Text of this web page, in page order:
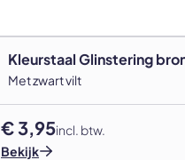
Kleurstaal Glinstering
Met zwart vilt
€ 3,95incl. btw.
Bekijk